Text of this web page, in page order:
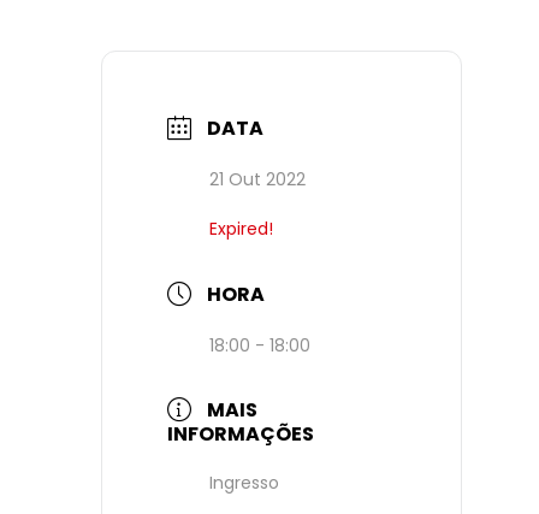
DATA
21 Out 2022
Expired!
HORA
18:00 - 18:00
MAIS
INFORMAÇÕES
Ingresso